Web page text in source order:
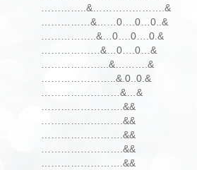
…………..&………………….&
……………&……0….0…0..&
……………..&…0….0….0.&
………………&…0….0…&
………………...&……….&
…………………..&.0..0.&
……………………&…&
…………………….&&
…………………….&&
…………………….&&
…………………….&&
…………………….&&